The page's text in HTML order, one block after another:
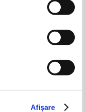
Afişare
sexuala. Ce ne intreaba